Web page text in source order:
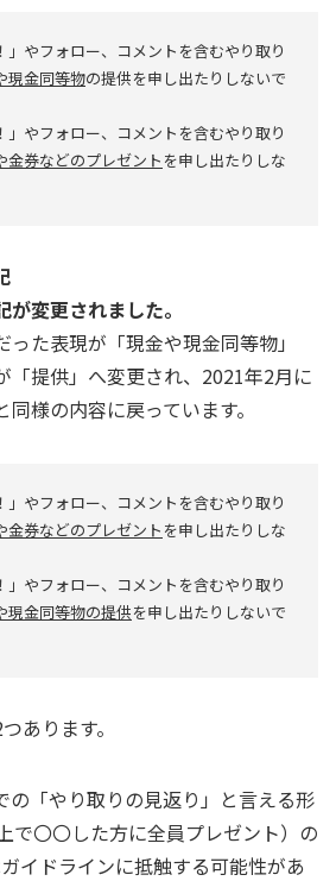
」やフォロー、コメントを含むやり取り
現金同等物の提供を申し出たりしないで
」やフォロー、コメントを含むやり取り
金券などのプレゼント を申し出たりしな
変更されました。
った表現が「現金や現金同等物」
「提供」へ変更され、2021年2月に
様の内容に戻っています。
」やフォロー、コメントを含むやり取り
金券などのプレゼント を申し出たりしな
」やフォロー、コメントを含むやり取り
現金同等物の提供を申し出たりしないで
あります。
の「やり取りの見返り」と言える形
で〇〇した方に全員プレゼント）の
イドラインに抵触する可能性があ